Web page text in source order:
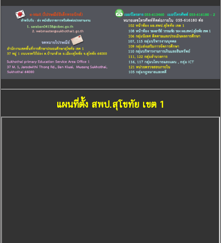
แผนที่ตั้ง สพป.สุโขทัย เขต 1